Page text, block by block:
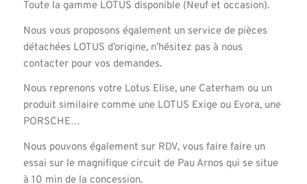
Toute la gamme LOTUS disponible (Neuf et occasion).
Nous vous proposons également un service de pièces
détachées LOTUS d’origine, n’hésitez pas à nous
contacter pour vos demandes.
Nous reprenons votre Lotus Elise, une Caterham ou un
produit similaire comme une LOTUS Exige ou Evora, une
PORSCHE…
Nous pouvons également sur RDV, vous faire faire un
essai sur le magnifique circuit de Pau Arnos qui se situe
à 10 min de la concession.